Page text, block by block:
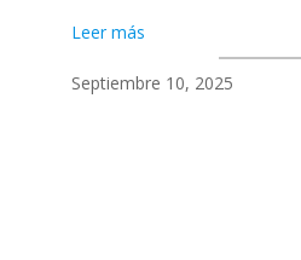
Leer más
Septiembre 10, 2025